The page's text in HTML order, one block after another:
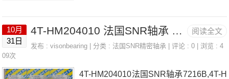
法国SNR轴承4T-HM204049价格N217U
数4T-HM204049价格,4T-HM204049采
阅读全文
10月
31日
4T-HM204010 法国SNR轴承 UCPLE205CO
发布 :visonbearing | 分类 :法国SNR精密轴承 | 评论 : 0 | 浏览 : 4
09次
4T-HM204010法国SNR轴承7216B,4T-H